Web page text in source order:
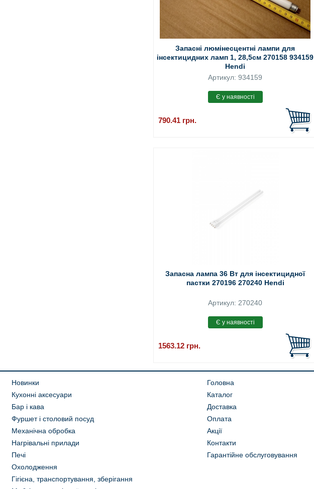
Запасні люмінесцентні лампи для
інсектицидних ламп 1, 28,5см 270158 934159
Hendi
Артикул: 934159
790.41 грн.
Запасна лампа 36 Вт для інсектицидної
пастки 270196 270240 Hendi
Артикул: 270240
1563.12 грн.
Новинки
Кухонні аксесуари
Бар і кава
Фуршет і столовий посуд
Механічна обробка
Нагрівальні прилади
Печі
Охолодження
Гігієна, транспортування, зберігання
Головна
Каталог
Доставка
Оплата
Акції
Контакти
Гарантійне обслуговування